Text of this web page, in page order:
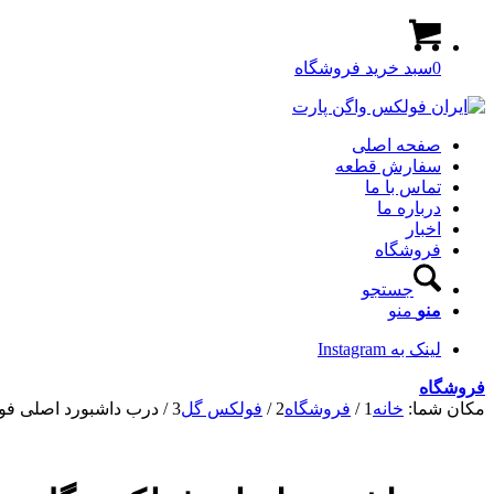
0سبد خرید فروشگاه
صفحه اصلی
سفارش قطعه
تماس با ما
درباره ما
اخبار
فروشگاه
جستجو
منو منو
لینک به Instagram
فروشگاه
مکان شما: خانه 1
/ فروشگاه2
/ فولکس گل3
/ درب داشبورد اصلی